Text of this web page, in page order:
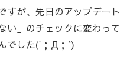
すが、先日のアップデート
い」のチェックに変わって
でした(´；Д；`)